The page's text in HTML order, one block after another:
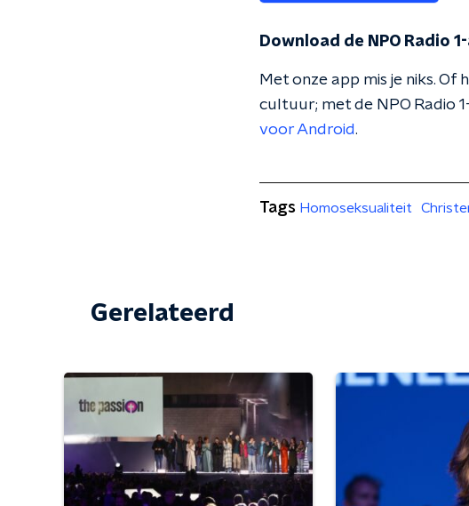
Download de NPO Radio
Met onze app mis je niks.
cultuur; met de NPO Radio
voor Android.
Tags Homoseksualiteit
Gerelateerd